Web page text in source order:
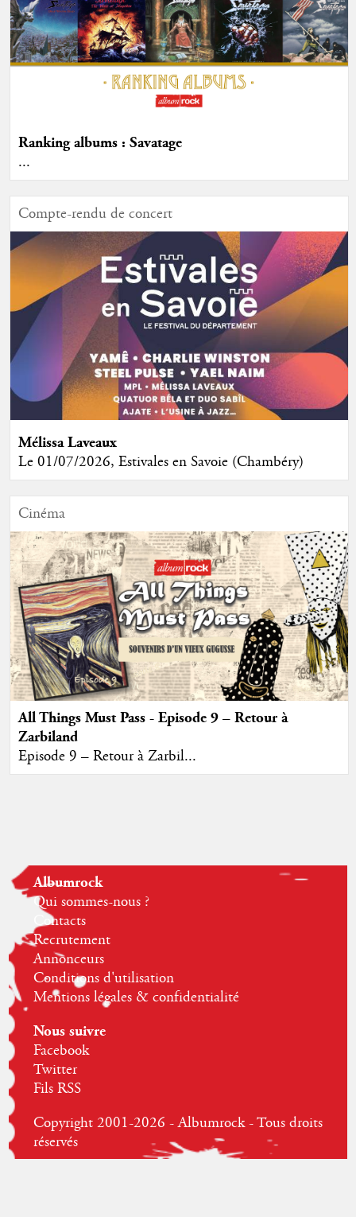
Ranking albums : Savatage
...
Compte-rendu de concert
Mélissa Laveaux
Le 01/07/2026, Estivales en Savoie (Chambéry)
Cinéma
All Things Must Pass - Episode 9 – Retour à
Zarbiland
Episode 9 – Retour à Zarbil...
Albumrock
Qui sommes-nous ?
Contacts
Recrutement
Annonceurs
Conditions d'utilisation
Mentions légales & confidentialité
Nous suivre
Facebook
Twitter
Fils RSS
Copyright 2001-2026 - Albumrock - Tous droits
réservés